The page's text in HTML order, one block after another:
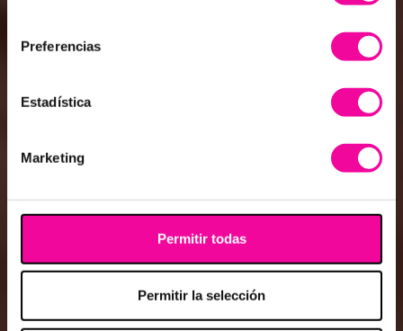
Preferencias
Estadística
Marketing
Permitir todas
Permitir la selección